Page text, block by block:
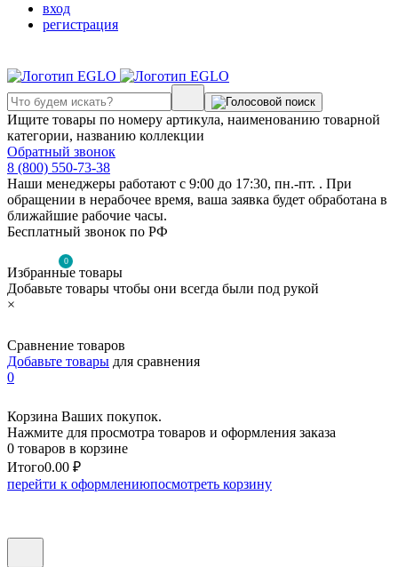
вход
регистрация
Ищите товары по номеру артикула, наименованию товарной
категории, названию коллекции
Обратный звонок
8 (800) 550-73-38
Наши менеджеры работают с 9:00 до 17:30, пн.-пт. . При
обращении в нерабочее время, ваша заявка будет обработана в
ближайшие рабочие часы.
Бесплатный звонок по РФ
0
Избранные товары
Добавьте товары чтобы они всегда были под рукой
×
Сравнение товаров
Добавьте товары для сравнения
0
Корзина Ваших покупок.
Нажмите для просмотра товаров и оформления заказа
0 товаров в корзине
Итого0.00 ₽
перейти к оформлениюпосмотреть корзину